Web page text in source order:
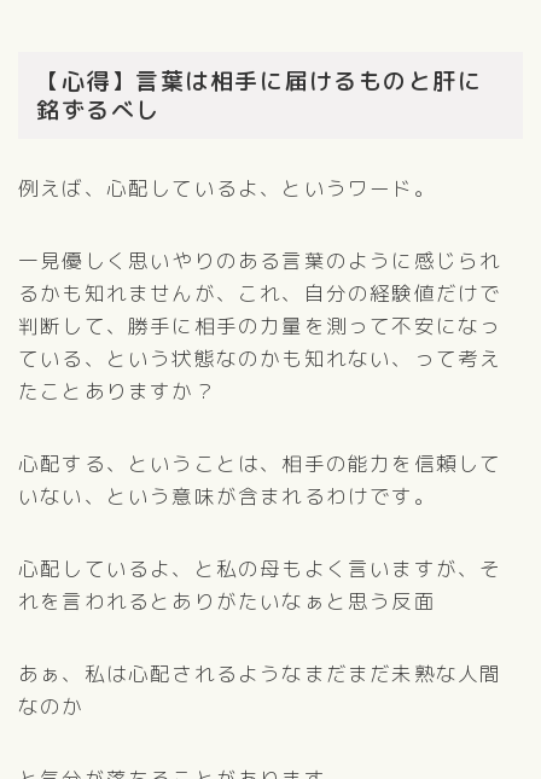
【心得】言葉は相手に届けるものと肝に
銘ずるべし
例えば、心配しているよ、というワード。
一見優しく思いやりのある言葉のように感じられ
るかも知れませんが、これ、自分の経験値だけで
判断して、勝手に相手の力量を測って不安になっ
ている、という状態なのかも知れない、って考え
たことありますか？
心配する、ということは、相手の能力を信頼して
いない、という意味が含まれるわけです。
心配しているよ、と私の母もよく言いますが、そ
れを言われるとありがたいなぁと思う反面
あぁ、私は心配されるようなまだまだ未熟な人間
なのか